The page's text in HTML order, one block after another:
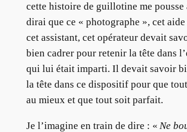
cette histoire de guillotine me pousse
dirai que ce « photographe », cet
cet assistant, cet opérateur devait
bien cadrer pour retenir la tête dans
qui lui était imparti. Il devait savoir
la tête dans ce dispositif pour que
au mieux et que tout soit parfait.
Je l’imagine en train de dire : « Ne